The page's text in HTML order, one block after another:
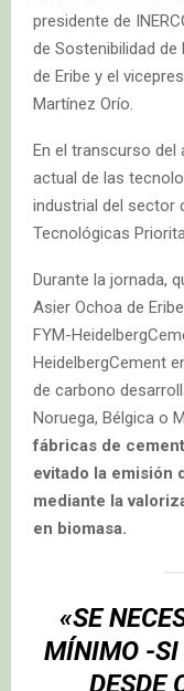
presidente de
de Sostenibilidad de
de Eribe y el
Martínez Orío.
En el transcurso
actual de las
industrial del sector
Tecnológicas
Durante la jornada,
Asier Ochoa de
FYM-
HeidelbergCement
de carbono
Noruega, Bélgica o
fábricas de
evitado la emisión
mediante la
en biomasa.
«SE
MÍNIMO -SI
DESDE